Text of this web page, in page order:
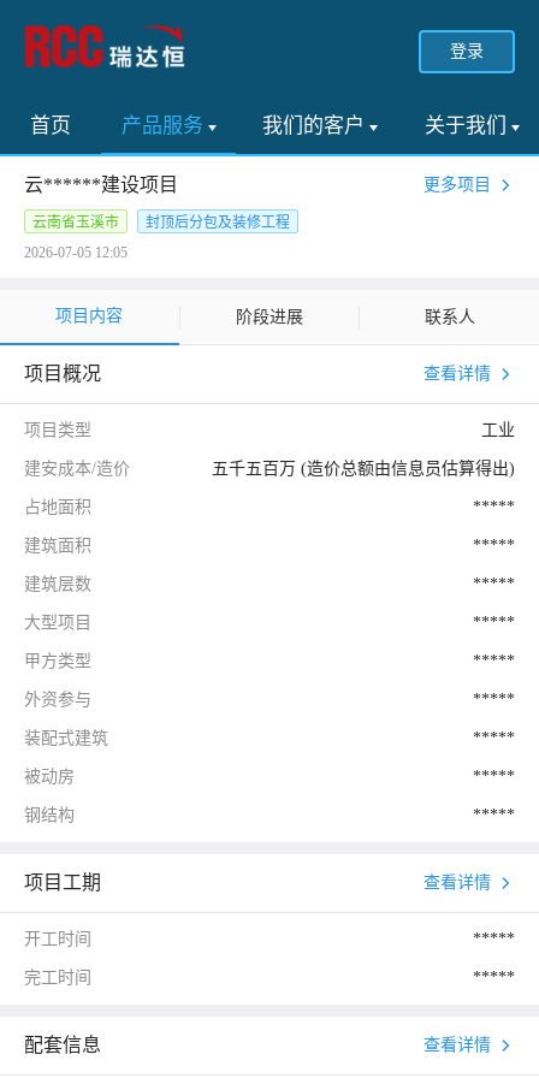
登录
首页 产品服务 我们的客户 关于我们
云******建设项目 更多项目
云南省玉溪市
封顶后分包及装修工程
2026-07-05 12:05
项目内容 阶段进展 联系人
项目概况 查看详情
项目类型 工业
建安成本/造价 五千五百万 (造价总额由信息员估算得出)
占地面积 *****
建筑面积 *****
建筑层数 *****
大型项目 *****
甲方类型 *****
外资参与 *****
装配式建筑 *****
被动房 *****
钢结构 *****
项目工期 查看详情
开工时间 *****
完工时间 *****
配套信息 查看详情